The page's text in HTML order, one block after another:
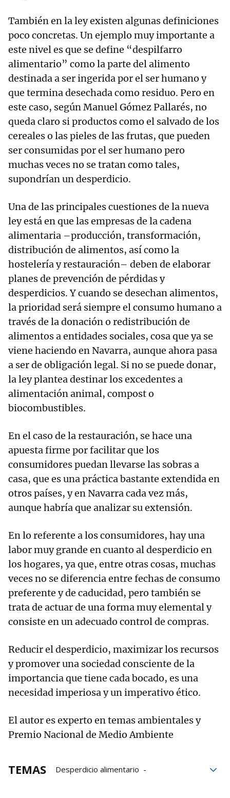
También en la ley existen algunas definiciones
poco concretas. Un ejemplo muy importante a
este nivel es que se define “despilfarro
alimentario” como la parte del alimento
destinada a ser ingerida por el ser humano y
que termina desechada como residuo. Pero en
este caso, según Manuel Gómez Pallarés, no
queda claro si productos como el salvado de los
cereales o las pieles de las frutas, que pueden
ser consumidas por el ser humano pero
muchas veces no se tratan como tales,
supondrían un desperdicio.
Una de las principales cuestiones de la nueva
ley está en que las empresas de la cadena
alimentaria –producción, transformación,
distribución de alimentos, así como la
hostelería y restauración– deben de elaborar
planes de prevención de pérdidas y
desperdicios. Y cuando se desechan alimentos,
la prioridad será siempre el consumo humano a
través de la donación o redistribución de
alimentos a entidades sociales, cosa que ya se
viene haciendo en Navarra, aunque ahora pasa
a ser de obligación legal. Si no se puede donar,
la ley plantea destinar los excedentes a
alimentación animal, compost o
biocombustibles.
En el caso de la restauración, se hace una
apuesta firme por facilitar que los
consumidores puedan llevarse las sobras a
casa, que es una práctica bastante extendida en
otros países, y en Navarra cada vez más,
aunque habría que analizar su extensión.
En lo referente a los consumidores, hay una
labor muy grande en cuanto al desperdicio en
los hogares, ya que, entre otras cosas, muchas
veces no se diferencia entre fechas de consumo
preferente y de caducidad, pero también se
trata de actuar de una forma muy elemental y
consiste en un adecuado control de compras.
Reducir el desperdicio, maximizar los recursos
y promover una sociedad consciente de la
importancia que tiene cada bocado, es una
necesidad imperiosa y un imperativo ético.
El autor es experto en temas ambientales y
Premio Nacional de Medio Ambiente
TEMAS
Desperdicio alimentario